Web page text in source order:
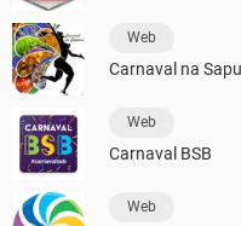
Web
Carnaval na
Web
Carnaval BSB
Web